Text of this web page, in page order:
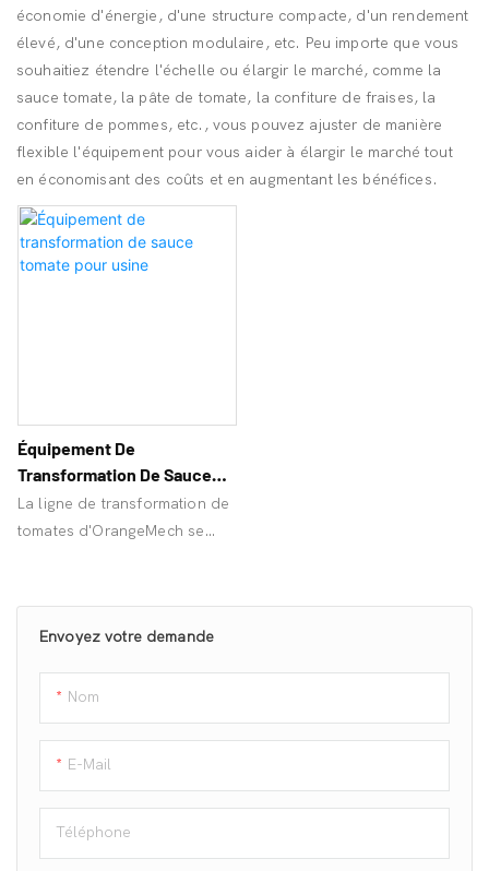
économie d'énergie, d'une structure compacte, d'un rendement
élevé, d'une conception modulaire, etc. Peu importe que vous
souhaitiez étendre l'échelle ou élargir le marché, comme la
sauce tomate, la pâte de tomate, la confiture de fraises, la
confiture de pommes, etc., vous pouvez ajuster de manière
flexible l'équipement pour vous aider à élargir le marché tout
en économisant des coûts et en augmentant les bénéfices.
Envoyez votre demande
Nom
E-Mail
Téléphone
Équipement De
Transformation De Sauce
Tomate Pour Usine
La ligne de transformation de
tomates d'OrangeMech se
haute capacité. Elle est idéale
pour les usines de production
d'accroître leurs profits.